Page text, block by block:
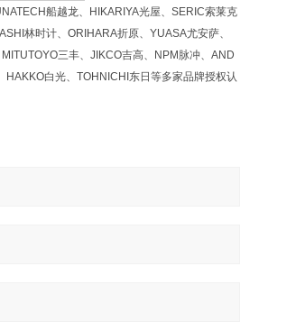
船越龙、HIKARIYA光屋、SERIC索莱克
林时计、ORIHARA折原、YUASA尤安萨、
三丰、JIKCO吉高、NPM脉冲、AND
白光、TOHNICHI东日等多家品牌授权认